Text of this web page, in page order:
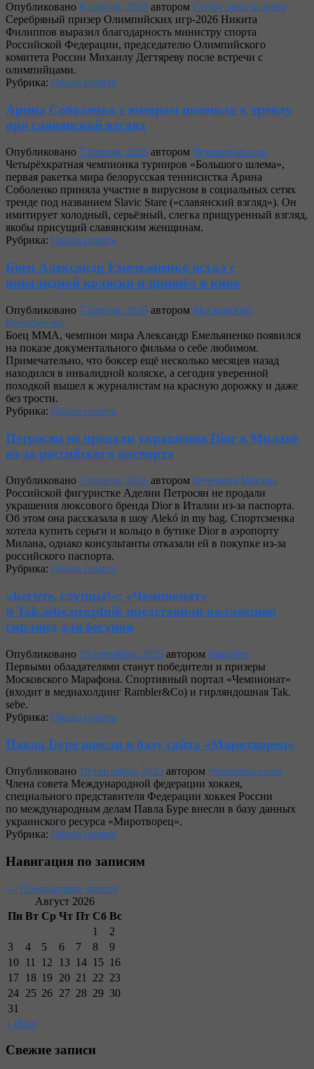
Опубликовано 8 апреля, 2026 автором Спорт день за днем
Серебряный призер Олимпийских игр‑2026 Никита
Филиппов выразил благодарность министру спорта
Российской Федерации, председателю Олимпийского
комитета России Михаилу Дегтяреву после встречи с
олимпийцами.
Рубрика: Около спорта
Арина Соболенко с юмором подошла к тренду
про славянский взгляд
Опубликовано 7 апреля, 2026 автором Чемпионат.com
Четырёхкратная чемпионка турниров «Большого шлема»,
первая ракетка мира белорусская теннисистка Арина
Соболенко приняла участие в вирусном в социальных сетях
тренде под названием Slavic Stare («славянский взгляд»). Он
имитирует холодный, серьёзный, слегка прищуренный взгляд,
якобы присущий славянским женщинам.
Рубрика: Около спорта
Боец Александр Емельяненко встал с
инвалидной коляски и пришёл в кино
Опубликовано 7 апреля, 2026 автором Московский
Комсомолец
Боец ММА, чемпион мира Александр Емельяненко появился
на показе документального фильма о себе любимом.
Примечательно, что боксер ещё несколько месяцев назад
находился в инвалидной коляске, а сегодня уверенной
походкой вышел к журналистам на красную дорожку и даже
без трости.
Рубрика: Около спорта
Петросян не продали украшения Dior в Милане
из-за российского паспорта
Опубликовано 7 апреля, 2026 автором Вечерняя Москва
Российской фигуристке Аделии Петросян не продали
украшения люксового бренда Dior в Италии из-за паспорта.
Об этом она рассказала в шоу Alekó in my bag. Спортсменка
хотела купить серьги и кольцо в бутике Dior в аэропорту
Милана, однако консультанты отказали ей в покупке из-за
российского паспорта.
Рубрика: Около спорта
«Бегите, глупцы!»: «Чемпионат»
и Tak.sebe.prazdnik представили коллекцию
гирлянд для бегунов
Опубликовано 19 сентября, 2025 автором Рамблер
Первыми обладателями станут победители и призеры
Московского Марафона. Спортивный портал «Чемпионат»
(входит в медиахолдинг Rambler&Co) и гирляндошная Tak.
sebe.
Рубрика: Около спорта
Павла Буре внесли в базу сайта «Миротворец»
Опубликовано 19 сентября, 2025 автором Чемпионат.com
Члена совета Международной федерации хоккея,
специального представителя Федерации хоккея России
по международным делам Павла Буре внесли в базу данных
украинского ресурса «Миротворец».
Рубрика: Около спорта
Навигация по записям
← Предыдущие записи
Август 2026
Пн Вт Ср Чт Пт Сб Вс
1
2
3
4 5 6 7 8
9
10
11 12 13 14 15 16
17
18 19 20 21 22 23
24 25 26 27 28 29 30
31
« Июл
Свежие записи